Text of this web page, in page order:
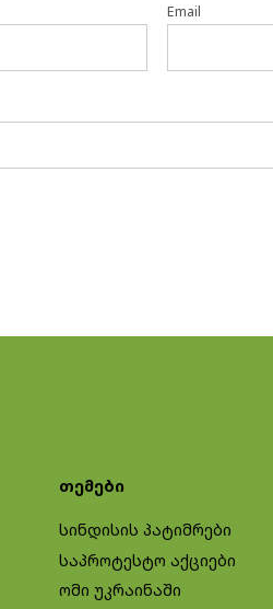
Email
თემები
სინდისის პატიმრები
საპროტესტო აქციები
ომი უკრაინაში